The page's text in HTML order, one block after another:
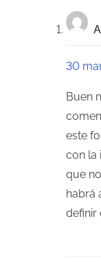
30
Buen
este
con la
que
habrá
definir